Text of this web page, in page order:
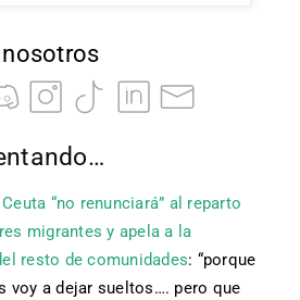
Ceuta “no renunciará” al reparto
migrantes y apela a la
resto de comunidades: “porque
voy a dejar sueltos…. pero que